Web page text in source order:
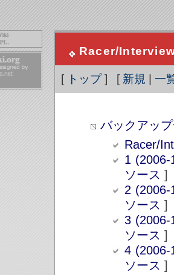
Racer/
[ トップ] [ 新規 一
バックアッ
Racer/
1
ソース ]
2
ソース ]
3
ソース ]
4
ソース ]